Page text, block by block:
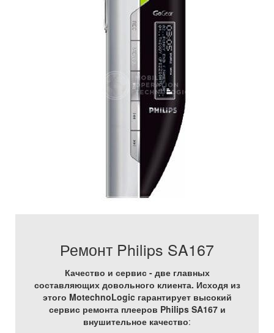
Ремонт Philips SA167
Качество и сервис - две главных
составляющих довольного клиента. Исходя из
этого MotechnoLogic гарантирует высокий
сервис ремонта плееров Philips SA167 и
внушительное качество: